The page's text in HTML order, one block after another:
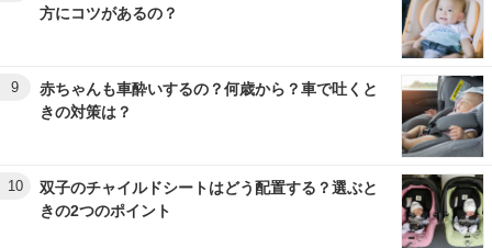
方にコツがあるの？
9
赤ちゃんも車酔いするの？何歳から？車で吐くと
きの対策は？
10
双子のチャイルドシートはどう配置する？選ぶと
きの2つのポイント